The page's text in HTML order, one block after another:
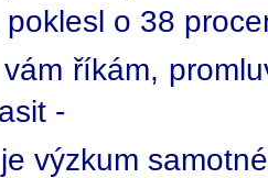
o 38
říkám,
-
výzkum